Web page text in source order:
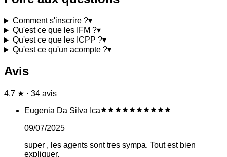
Comment s'inscrire ?▾
Qu'est ce que les IFM ?▾
Qu'est ce que les ICPP ?▾
Qu'est ce qu'un acompte ?▾
Avis
4.7 ★ · 34 avis
Eugenia Da Silva Ica
09/07/2025
super , les agents sont tres sympa. Tout est bien
expliquer.